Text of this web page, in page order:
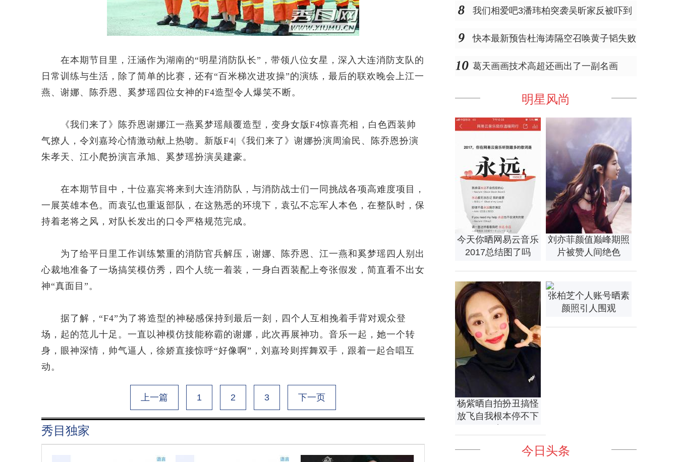
在本期节目里，汪涵作为湖南的“明星消防队长”，带领八位女星，深入大连消防支队的
日常训练与生活，除了简单的比赛，还有“百米梯次进攻操”的演练，最后的联欢晚会上江一
燕、谢娜、陈乔恩、奚梦瑶四位女神的F4造型令人爆笑不断。
《我们来了》陈乔恩谢娜江一燕奚梦瑶颠覆造型，变身女版F4惊喜亮相，白色西装帅
气撩人，令刘嘉玲心情激动献上热吻。新版F4|《我们来了》谢娜扮演周渝民、陈乔恩扮演
朱孝天、江小爬扮演言承旭、奚梦瑶扮演吴建豪。
在本期节目中，十位嘉宾将来到大连消防队，与消防战士们一同挑战各项高难度项目，
一展英雄本色。而袁弘也重返部队，在这熟悉的环境下，袁弘不忘军人本色，在整队时，保
持着老将之风，对队长发出的口令严格规范完成。
为了给平日里工作训练繁重的消防官兵解压，谢娜、陈乔恩、江一燕和奚梦瑶四人别出
心裁地准备了一场搞笑模仿秀，四个人统一着装，一身白西装配上夸张假发，简直看不出女
神“真面目”。
据了解，“F4”为了将造型的神秘感保持到最后一刻，四个人互相挽着手背对观众登
场，起的范儿十足。一直以神模仿技能称霸的谢娜，此次再展神功。音乐一起，她一个转
身，眼神深情，帅气逼人，徐娇直接惊呼“好像啊”，刘嘉玲则挥舞双手，跟着一起合唱互
动。
上一篇 1 2 3 下一页
秀目独家
我们相爱吧3潘玮柏突袭吴昕家反被吓到
快本最新预告杜海涛隔空召唤黄子韬失败
葛天画画技术高超还画出了一副名画
明星风尚
今天你晒网易云音乐
2017总结图了吗
刘亦菲颜值巅峰期照
片被赞人间绝色
杨紫晒自拍扮丑搞怪
放飞自我根本停不下
张柏芝个人账号晒素
颜照引人围观
今日头条